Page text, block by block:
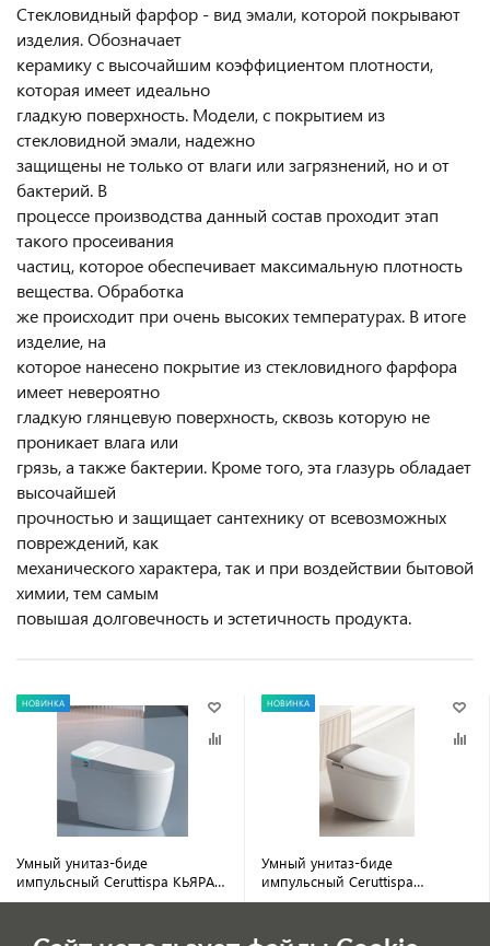
Стекловидный фарфор - вид эмали, которой покрывают
изделия. Обозначает
керамику с высочайшим коэффициентом плотности,
которая имеет идеально
гладкую поверхность. Модели, с покрытием из
стекловидной эмали, надежно
защищены не только от влаги или загрязнений, но и от
бактерий. В
процессе производства данный состав проходит этап
такого просеивания
частиц, которое обеспечивает максимальную плотность
вещества. Обработка
же происходит при очень высоких температурах. В итоге
изделие, на
которое нанесено покрытие из стекловидного фарфора
имеет невероятно
гладкую глянцевую поверхность, сквозь которую не
проникает влага или
грязь, а также бактерии. Кроме того, эта глазурь обладает
высочайшей
прочностью и защищает сантехнику от всевозможных
повреждений, как
механического характера, так и при воздействии бытовой
химии, тем самым
повышая долговечность и эстетичность продукта.
НОВИНКА
Умный унитаз-биде
импульсный Ceruttispa КЬЯРА
(CHIARA) Smart CT11167
дистанционным управлением
НОВИНКА
Умный унитаз-биде
импульсный Ceruttispa
ЭРСИЛИЯ (ERSILIA) Smart
электронный, с